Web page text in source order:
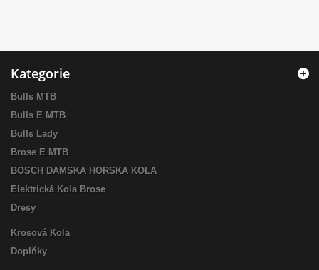
Kategorie
Bulls MTB
Bulls E MTB
Bulls Lady
Brose E MTB
BOSCH DAMSKA HORSKA KOLA
Elektrická Kola Brose
Dresy
Krosová Kola
Doplňky